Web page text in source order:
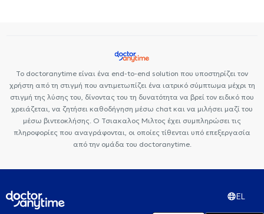
Το doctoranytime είναι ένα end-to-end solution που υποστηρίζει τον
χρήστη από τη στιγμή που αντιμετωπίζει ένα ιατρικό σύμπτωμα μέχρι τη
στιγμή της λύσης του, δίνοντας του τη δυνατότητα να βρεί τον ειδικό που
χρειάζεται, να ζητήσει καθοδήγηση μέσω chat και να μιλήσει μαζί του
μέσω βιντεοκλήσης. Ο Τσιακαλος Μιλτος έχει συμπληρώσει τις
πληροφορίες που αναγράφονται, οι οποίες τίθενται υπό επεξεργασία
από την ομάδα του doctoranytime.
EL